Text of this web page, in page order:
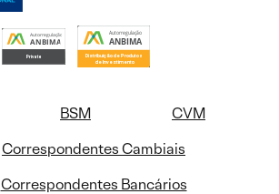
BSM
CVM
Correspondentes Cambiais
Correspondentes Bancários